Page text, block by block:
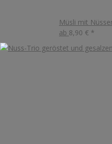
Müsli mit
ab 8,90 € *